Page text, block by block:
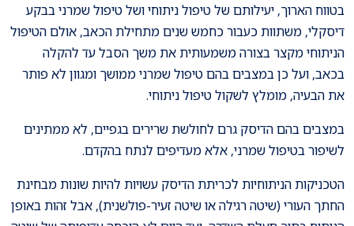
בטווח הארוך, יעילותם של טיפול ניתוחי ושל טיפול שמרני בבקע
דיסקלי, משתוות כעבור כחמש שנים מתחילת הכאב, אולם הטיפול
הניתוחי מקצר בצורה משמעותית את משך הסבל עד להקלה
בכאב, ועל כן במצבים בהם טיפול שמרני ממושך ומגוון לא פותר
את הבעיה, מומלץ לשקול טיפול ניתוחי.
במצבים בהם הדיסק גרם לחולשת שרירים בגפיים, לא ממתינים
לשיפור בטיפול שמרני, אלא מעדיפים לנתח בהקדם.
הטכניקות הניתוחיות לכריתת הדיסק עשויות להיות שונות מבחינת
החתך העורי (שיטה רגילה או שיטה זעיר-פולשנית), אבל זהות באופן